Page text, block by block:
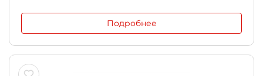
Подробнее